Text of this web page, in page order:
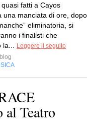
fatti a Cayos
una manciata di ore, dopo
eliminatoria, si
i finalisti che
Leggere il seguito
Teatro